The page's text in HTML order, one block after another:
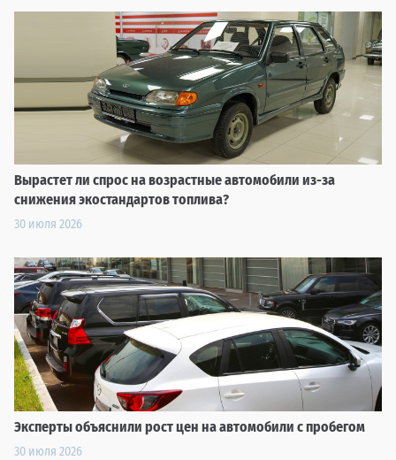
Вырастет ли спрос на возрастные автомобили из-за
снижения экостандартов топлива?
30 июля 2026
Эксперты объяснили рост цен на автомобили с пробегом
30 июля 2026